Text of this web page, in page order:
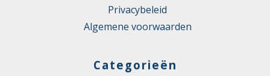
Privacybeleid
Algemene voorwaarden
Categorieën